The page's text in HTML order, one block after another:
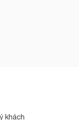
khách